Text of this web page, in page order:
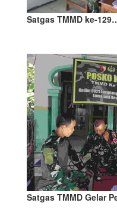
Satgas TMMD ke-
Satgas TMMD Gelar